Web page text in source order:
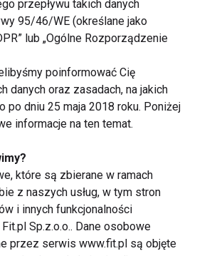
Warto próbować różnych
które z nich najlepiej
naszych dzieci.
dziecko jest inne i co działa
działać dla innego. Ważne jest,
do jedzenia warzyw, ale
formie.
WARZYWA
przepływu takich danych
95/46/WE (określane jako
lub „Ogólne Rozporządzenie
poinformować Cię
danych oraz zasadach, na jakich
po dniu 25 maja 2018 roku. Poniżej
informacje na ten temat.
które są zbierane w ramach
z naszych usług, w tym stron
i innych funkcjonalności
Sp.z.o.o.. Dane osobowe
przez serwis www.fit.pl są objęte